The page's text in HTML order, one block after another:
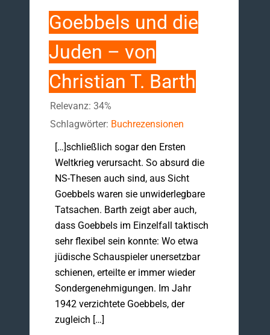
Goebbels und die
Juden – von
Christian T. Barth
Relevanz: 34%
Schlagwörter: Buchrezensionen
[…]schließlich sogar den Ersten
Weltkrieg verursacht. So absurd die
NS-Thesen auch sind, aus Sicht
Goebbels waren sie unwiderlegbare
Tatsachen. Barth zeigt aber auch,
dass Goebbels im Einzelfall taktisch
sehr flexibel sein konnte: Wo etwa
jüdische Schauspieler unersetzbar
schienen, erteilte er immer wieder
Sondergenehmigungen. Im Jahr
1942 verzichtete Goebbels, der
zugleich […]